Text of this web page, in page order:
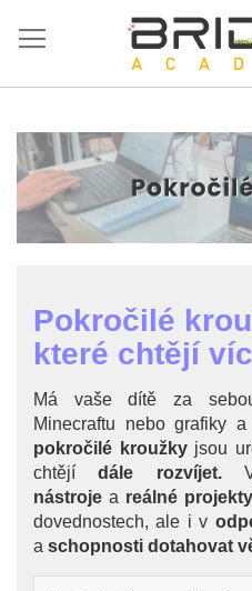
na
Pokročilé
které chtějí víc
Má vaše dítě za
Minecraftu nebo grafiky
pokročilé kroužkyjsou
chtějídále rozvíjet.
nástroje a reálné projekty
dovednostech, ale i v
a schopnosti dotahovat